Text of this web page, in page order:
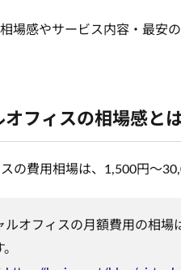
相場感やサービス内容・最安
オフィスの相場感と
の費用相場は、1,500円〜
ルオフィスの月額費用の相場